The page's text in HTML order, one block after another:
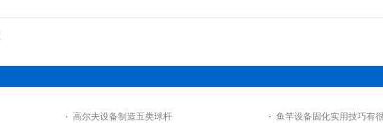
高尔夫设备制造五类球杆 鱼竿设备固化实用技巧有